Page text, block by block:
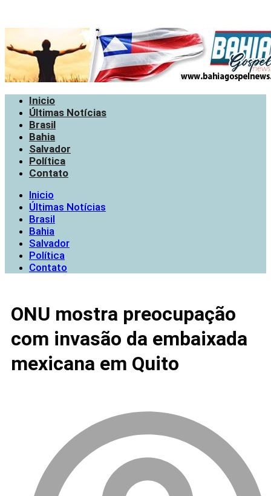
Inicio
Últimas Notícias
Brasil
Bahia
Salvador
Política
Contato
Inicio
Últimas Notícias
Brasil
Bahia
Salvador
Política
Contato
ONU mostra preocupação
com invasão da embaixada
mexicana em Quito